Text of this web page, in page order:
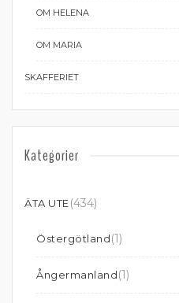
OM HELENA
OM MARIA
SKAFFERIET
Kategorier
ÄTA UTE(434)
Östergötland(1)
Ångermanland(1)